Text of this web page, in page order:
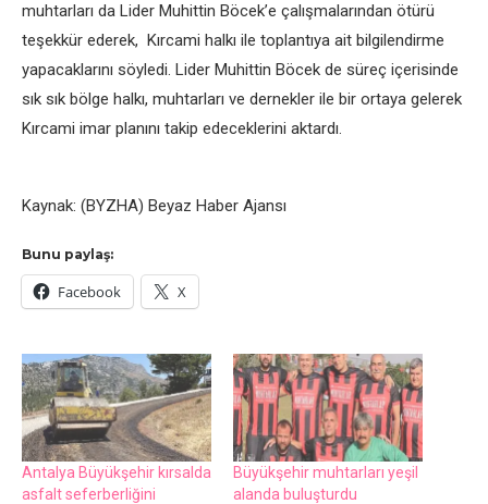
muhtarları da Lider Muhittin Böcek’e çalışmalarından ötürü
teşekkür ederek, Kırcami halkı ile toplantıya ait bilgilendirme
yapacaklarını söyledi. Lider Muhittin Böcek de süreç içerisinde
sık sık bölge halkı, muhtarları ve dernekler ile bir ortaya gelerek
Kırcami imar planını takip edeceklerini aktardı.
Kaynak: (BYZHA) Beyaz Haber Ajansı
Bunu paylaş:
Facebook X
Antalya Büyükşehir kırsalda
asfalt seferberliğini
Büyükşehir muhtarları yeşil
alanda buluşturdu